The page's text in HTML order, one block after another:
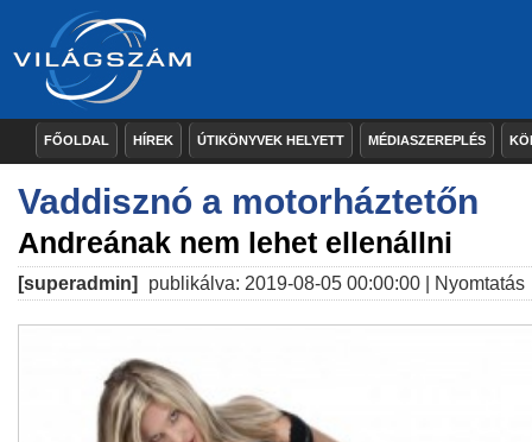
FŐOLDAL HÍREK ÚTIKÖNYVEK HELYETT MÉDIASZEREPLÉS
Vaddisznó a motorháztetőn
Andreának nem lehet ellenállni
[superadmin] publikálva: 2019-08-05 00:00:00 | Nyomtatás